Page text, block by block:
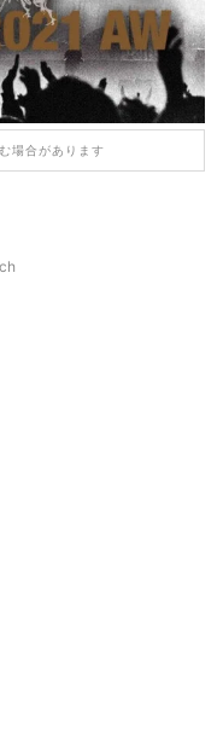
場合があります